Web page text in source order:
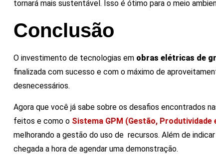
tornará mais sustentável. Isso é ótimo para o meio
Conclusão
O investimento de tecnologias em obras elétricas de
finalizada com sucesso e com o máximo de
desnecessários.
Agora que você já sabe sobre os desafios encontrados
feitos e como o Sistema GPM (Gestão, Produtividade
melhorando a gestão do uso de recursos. Além de
chegada a hora de agendar uma demonstração.